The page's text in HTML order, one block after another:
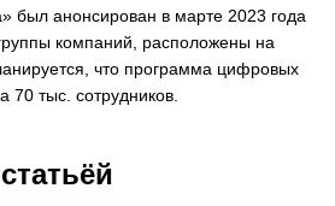
был анонсирован в марте 2023 года
компаний, расположены на
что программа цифровых
70 тыс. сотрудников.